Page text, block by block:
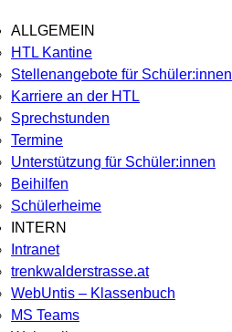
ALLGEMEIN
HTL Kantine
Stellenangebote für Schüler:innen
Karriere an der HTL
Sprechstunden
Termine
Unterstützung für Schüler:innen
Beihilfen
Schülerheime
INTERN
Intranet
trenkwalderstrasse.at
WebUntis – Klassenbuch
MS Teams